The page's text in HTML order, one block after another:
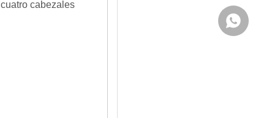
cabezales